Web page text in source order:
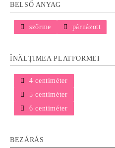
BELSŐ ANYAG
szőrme párnázott
ÎNĂLȚIMEA PLATFORMEI
4 centiméter
5 centiméter
6 centiméter
BEZÁRÁS